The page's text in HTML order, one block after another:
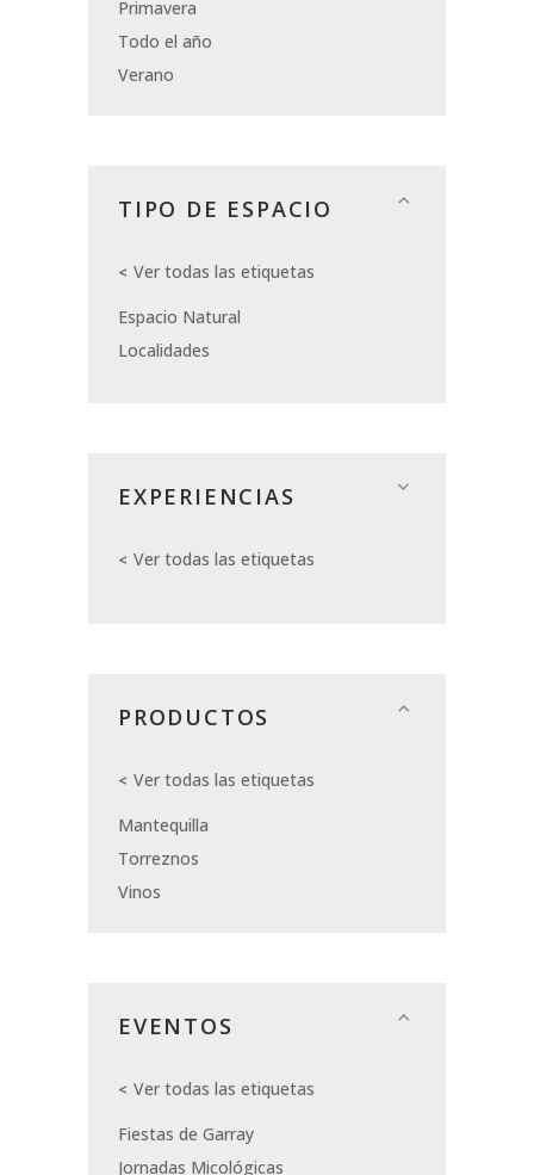
Primavera
Todo el año
Verano
TIPO DE ESPACIO
Ver todas las etiquetas
Espacio Natural
Localidades
EXPERIENCIAS
Ver todas las etiquetas
PRODUCTOS
Ver todas las etiquetas
Mantequilla
Torreznos
Vinos
EVENTOS
Ver todas las etiquetas
Fiestas de Garray
Jornadas Micológicas